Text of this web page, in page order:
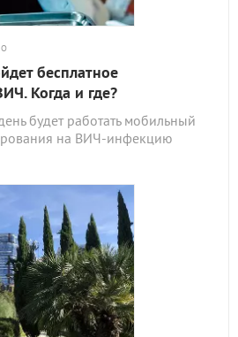
бесплатное
Когда и где?
будет работать мобильный
на ВИЧ-инфекцию